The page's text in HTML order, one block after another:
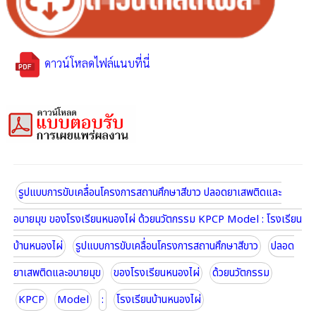
ดาวน์โหลดไฟล์แนบที่นี่
รูปแบบการขับเคลื่อนโครงการสถานศึกษาสีขาว ปลอดยาเสพติดและ
อบายมุข ของโรงเรียนหนองไผ่ ด้วยนวัตกรรม KPCP Model : โรงเรียน
บ้านหนองไผ่
รูปแบบการขับเคลื่อนโครงการสถานศึกษาสีขาว
ปลอด
ยาเสพติดและอบายมุข
ของโรงเรียนหนองไผ่
ด้วยนวัตกรรม
KPCP
Model : โรงเรียนบ้านหนองไผ่